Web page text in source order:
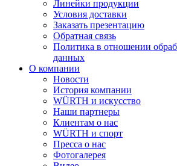
Линейки продукции
Условия доставки
Заказать презентацию
Обратная связь
Политика в отношении
данных
О компании
Новости
История компании
WÜRTH и искусство
Наши партнеры
Клиентам о нас
WÜRTH и спорт
Пресса о нас
Фотогалерея